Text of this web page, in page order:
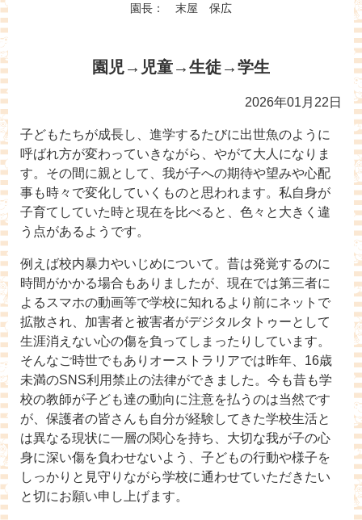
園長： 末屋 保広
園児→児童→生徒→学生
2026年01月22日
子どもたちが成長し、進学するたびに出世魚のように
呼ばれ方が変わっていきながら、やがて大人になりま
す。その間に親として、我が子への期待や望みや心配
事も時々で変化していくものと思われます。私自身が
子育てしていた時と現在を比べると、色々と大きく違
う点があるようです。
例えば校内暴力やいじめについて。昔は発覚するのに
時間がかかる場合もありましたが、現在では第三者に
よるスマホの動画等で学校に知れるより前にネットで
拡散され、加害者と被害者がデジタルタトゥーとして
生涯消えない心の傷を負ってしまったりしています。
そんなご時世でもありオーストラリアでは昨年、16歳
未満のSNS利用禁止の法律ができました。今も昔も学
校の教師が子ども達の動向に注意を払うのは当然です
が、保護者の皆さんも自分が経験してきた学校生活と
は異なる現状に一層の関心を持ち、大切な我が子の心
身に深い傷を負わせないよう、子どもの行動や様子を
しっかりと見守りながら学校に通わせていただきたい
と切にお願い申し上げます。